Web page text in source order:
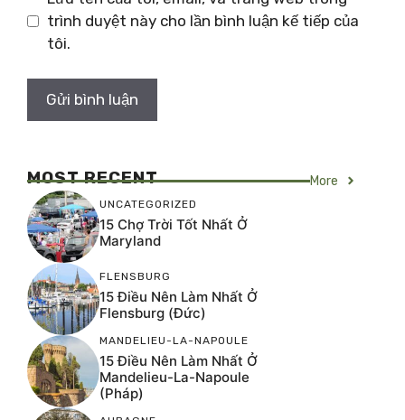
trình duyệt này cho lần bình luận kế tiếp của
tôi.
MOST RECENT More
UNCATEGORIZED
15 Chợ Trời Tốt Nhất Ở
Maryland
FLENSBURG
15 Điều Nên Làm Nhất Ở
Flensburg (Đức)
MANDELIEU-LA-NAPOULE
15 Điều Nên Làm Nhất Ở
Mandelieu-La-Napoule
(Pháp)